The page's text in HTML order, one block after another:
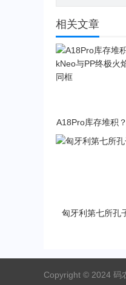
相关文章
A18Pro库存堆积
eo与PP终极火焰
框
匈牙利第七所孔
Copyright © 2024 码